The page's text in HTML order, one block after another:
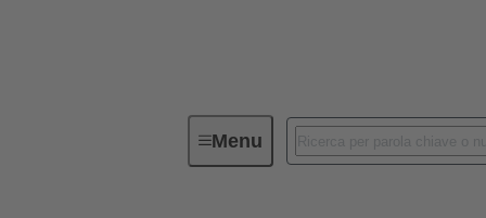
MenuConnettori Industriali / Han®